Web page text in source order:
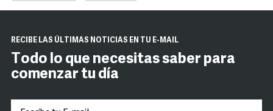
RECIBE LAS ÚLTIMAS NOTICIAS EN TU E-MAIL
Todo lo que necesitas saber para
comenzar tu día